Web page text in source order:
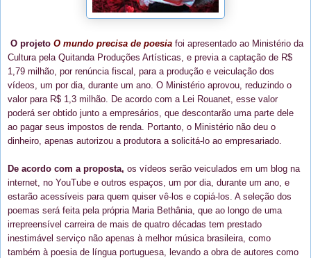
O projeto O mundo precisa de poesia foi apresentado ao Ministério da
Cultura pela Quitanda Produções Artísticas, e previa a captação de R$
1,79 milhão, por renúncia fiscal, para a produção e veiculação dos
vídeos, um por dia, durante um ano. O Ministério aprovou, reduzindo o
valor para R$ 1,3 milhão. De acordo com a Lei Rouanet, esse valor
poderá ser obtido junto a empresários, que descontarão uma parte dele
ao pagar seus impostos de renda. Portanto, o Ministério não deu o
dinheiro, apenas autorizou a produtora a solicitá-lo ao empresariado.
De acordo com a proposta, os vídeos serão veiculados em um blog na
internet, no YouTube e outros espaços, um por dia, durante um ano, e
estarão acessíveis para quem quiser vê-los e copiá-los. A seleção dos
poemas será feita pela própria Maria Bethânia, que ao longo de uma
irrepreensível carreira de mais de quatro décadas tem prestado
inestimável serviço não apenas à melhor música brasileira, como
também à poesia de língua portuguesa, levando a obra de autores como